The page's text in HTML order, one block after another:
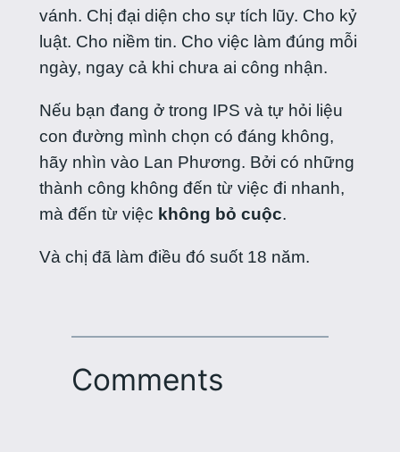
vánh. Chị đại diện cho sự tích lũy. Cho kỷ
luật. Cho niềm tin. Cho việc làm đúng mỗi
ngày, ngay cả khi chưa ai công nhận.
Nếu bạn đang ở trong IPS và tự hỏi liệu
con đường mình chọn có đáng không,
hãy nhìn vào Lan Phương. Bởi có những
thành công không đến từ việc đi nhanh,
mà đến từ việc không bỏ cuộc.
Và chị đã làm điều đó suốt 18 năm.
Comments